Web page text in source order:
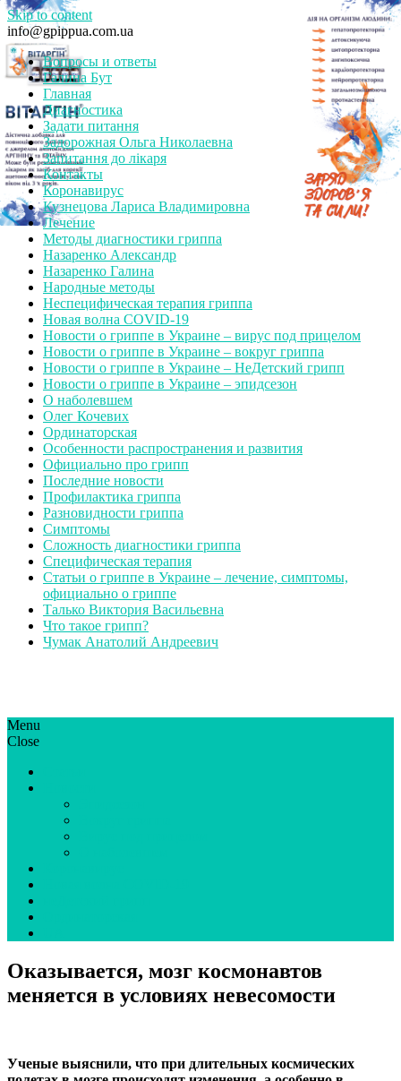
Skip to content
info@gpippua.com.ua
Вопросы и ответы
Галина Бут
Главная
Диагностика
Задати питання
Задорожная Ольга Николаевна
Запитання до лікаря
Контакты
Коронавирус
Кузнецова Лариса Владимировна
Лечение
Методы диагностики гриппа
Назаренко Александр
Назаренко Галина
Народные методы
Неспецифическая терапия гриппа
Новая волна COVID-19
Новости о гриппе в Украине – вирус под прицелом
Новости о гриппе в Украине – вокруг гриппа
Новости о гриппе в Украине – НеДетский грипп
Новости о гриппе в Украине – эпидсезон
О наболевшем
Олег Кочевих
Ординаторская
Особенности распространения и развития
Официально про грипп
Последние новости
Профилактика гриппа
Разновидности гриппа
Симптомы
Сложность диагностики гриппа
Специфическая терапия
Статьи о гриппе в Украине – лечение, симптомы,
официально о гриппе
Талько Виктория Васильевна
Что такое грипп?
Чумак Анатолий Андреевич
ГрипЮА: симптоми і лікування | Все про грип в Україні
Все про грип в Україні та Києві, профілактика грипу.
Menu
Close
Оказывается, мозг космонавтов
меняется в условиях невесомости
Ученые выяснили, что при длительных космических